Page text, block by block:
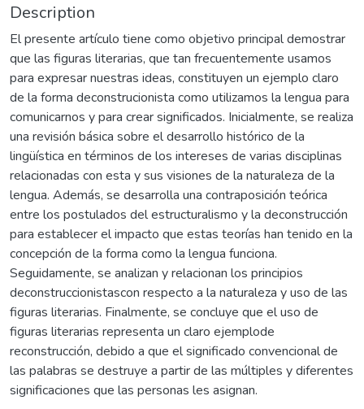
Description
El presente artículo tiene como objetivo principal demostrar
que las figuras literarias, que tan frecuentemente usamos
para expresar nuestras ideas, constituyen un ejemplo claro
de la forma deconstrucionista como utilizamos la lengua para
comunicarnos y para crear significados. Inicialmente, se realiza
una revisión básica sobre el desarrollo histórico de la
lingüística en términos de los intereses de varias disciplinas
relacionadas con esta y sus visiones de la naturaleza de la
lengua. Además, se desarrolla una contraposición teórica
entre los postulados del estructuralismo y la deconstrucción
para establecer el impacto que estas teorías han tenido en la
concepción de la forma como la lengua funciona.
Seguidamente, se analizan y relacionan los principios
deconstruccionistascon respecto a la naturaleza y uso de las
figuras literarias. Finalmente, se concluye que el uso de
figuras literarias representa un claro ejemplode
reconstrucción, debido a que el significado convencional de
las palabras se destruye a partir de las múltiples y diferentes
significaciones que las personas les asignan.